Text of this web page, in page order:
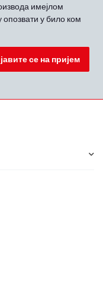
имејлом
опозвати у било ком
се на пријем